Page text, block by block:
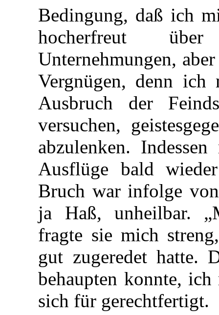
Bedingung, daß ich
hocherfreut
Unternehmungen,
Vergnügen, denn ich
Ausbruch der
versuchen,
abzulenken.
Ausflüge bald
Bruch war infolge
ja Haß, unheilbar.
fragte sie mich
gut zugeredet hatte.
behaupten konnte,
sich für gerechtfertigt.